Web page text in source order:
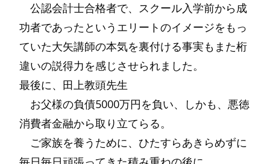
公認会計士合格者で、スクール入学前から成
功者であったというエリートのイメージをもっ
ていた大矢講師の本気を裏付ける事実もまた桁
違いの説得力を感じさせられました。
最後に、田上教頭先生
お父様の負債5000万円を負い、しかも、悪徳
消費者金融から取り立てらる。
ご家族を養うために、ひたすらあきらめずに